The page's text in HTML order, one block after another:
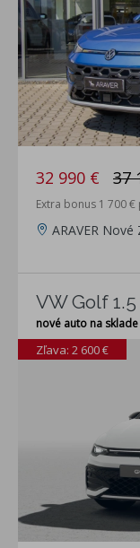
32 990 € 37
Extra bonus 1 700
ARAVER Nové
VW Golf
nové auto na sklade
Zľava: 2 600 €